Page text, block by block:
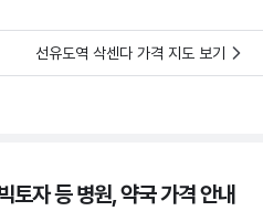
선유도역 삭센다 가격 지도 보기
토자 등 병원, 약국 가격 안내